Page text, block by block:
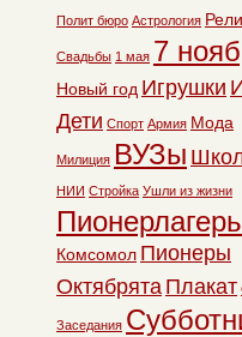
Полит бюро Астрология
Свадьбы 1 мая 7
Новый год Игрушки
Дети Спорт Армия Мода
Милиция ВУЗы
НИИ Стройка Ушли из жизни
Пионерлагерь
Комсомол Пионеры
Октябрята Плакат
Заседания